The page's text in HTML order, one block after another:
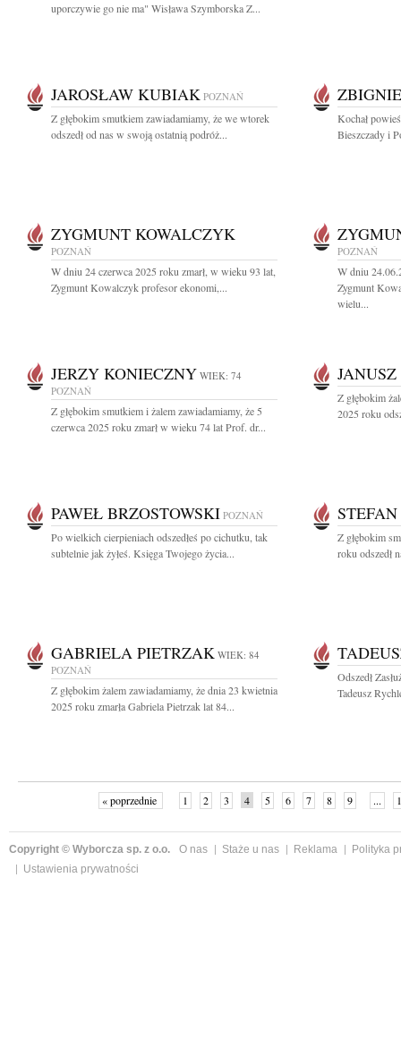
uporczywie go nie ma" Wisława Szymborska Z...
JAROSŁAW KUBIAK POZNAŃ
Z głębokim smutkiem zawiadamiamy, że we wtorek
odszedł od nas w swoją ostatnią podróż...
Kochał
Bieszczady i
ZYGMUNT KOWALCZYK
POZNAŃ
W dniu 24 czerwca 2025 roku zmarł, w wieku 93 lat,
Zygmunt Kowalczyk profesor ekonomi,...
POZNAŃ
W dniu
Zygmunt
wielu...
JERZY KONIECZNY WIEK: 74
POZNAŃ
Z głębokim smutkiem i żalem zawiadamiamy, że 5
czerwca 2025 roku zmarł w wieku 74 lat Prof. dr...
Z głębokim
2025 roku
PAWEŁ BRZOSTOWSKI POZNAŃ
Po wielkich cierpieniach odszedłeś po cichutku, tak
subtelnie jak żyłeś. Księga Twojego życia...
Z głębokim
roku odszedł
GABRIELA PIETRZAK WIEK: 84
POZNAŃ
Z głębokim żalem zawiadamiamy, że dnia 23 kwietnia
2025 roku zmarła Gabriela Pietrzak lat 84...
Odszedł
Tadeusz
« poprzednie 1 2 3 4 5 6 7 8 9 ...
Copyright © Wyborcza sp. z o.o. O nas Staże u nas Reklama
Polityka
Ustawienia prywatności